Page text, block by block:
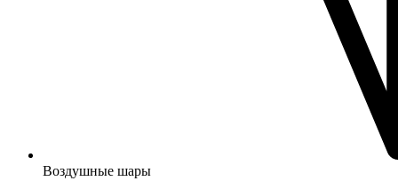
Воздушные шары